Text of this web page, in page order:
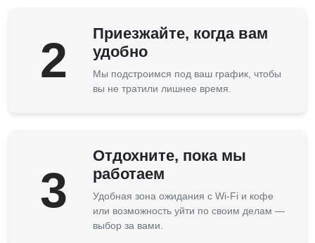
2
Приезжайте, когда вам
удобно
Мы подстроимся под ваш график, чтобы
вы не тратили лишнее время.
3
Отдохните, пока мы
работаем
Удобная зона ожидания с Wi-Fi и кофе
или возможность уйти по своим делам —
выбор за вами.